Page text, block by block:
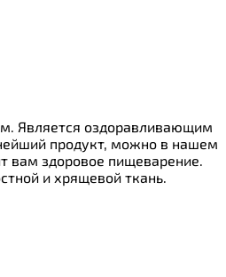
Является оздоравливающим
продукт, можно в нашем
вам здоровое пищеварение.
и хрящевой ткань.